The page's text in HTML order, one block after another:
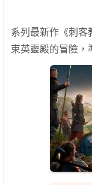
系列最新作《刺客
束英靈殿的冒險，